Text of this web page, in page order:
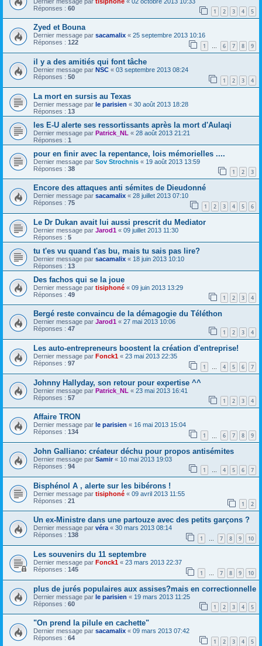
Réponses : 60 1 2 3 4 5
Zyed et Bouna
Dernier message par sacamalix « 25 septembre 2013 10:16
Réponses : 122 1 … 6 7 8 9
il y a des amitiés qui font tâche
Dernier message par NSC « 03 septembre 2013 08:24
Réponses : 50 1 2 3 4
La mort en sursis au Texas
Dernier message par le parisien « 30 août 2013 18:28
Réponses : 13
les E-U alerte ses ressortissants après la mort d'Aulaqi
Dernier message par Patrick_NL « 28 août 2013 21:21
Réponses : 1
pour en finir avec la repentance, lois mémorielles ....
Dernier message par Sov Strochnis « 19 août 2013 13:59
Réponses : 38 1 2 3
Encore des attaques anti sémites de Dieudonné
Dernier message par sacamalix « 28 juillet 2013 07:10
Réponses : 75 1 2 3 4 5 6
Le Dr Dukan avait lui aussi prescrit du Mediator
Dernier message par Jarod1 « 09 juillet 2013 11:30
Réponses : 5
tu t'es vu quand t'as bu, mais tu sais pas lire?
Dernier message par sacamalix « 18 juin 2013 10:10
Réponses : 13
Des fachos qui se la joue
Dernier message par tisiphoné « 09 juin 2013 13:29
Réponses : 49 1 2 3 4
Bergé reste convaincu de la démagogie du Téléthon
Dernier message par Jarod1 « 27 mai 2013 10:06
Réponses : 47 1 2 3 4
Les auto-entrepreneurs boostent la création d'entreprise!
Dernier message par Fonck1 « 23 mai 2013 22:35
Réponses : 97 1 … 4 5 6 7
Johnny Hallyday, son retour pour expertise ^^
Dernier message par Patrick_NL « 23 mai 2013 16:41
Réponses : 57 1 2 3 4
Affaire TRON
Dernier message par le parisien « 16 mai 2013 15:04
Réponses : 134 1 6 7 8 9
John Galliano: créateur déchu pour propos antisémites
Dernier message par Samir « 10 mai 2013 19:03
Réponses : 94 1 … 4 5 6 7
Bisphénol A , alerte sur les bibérons !
Dernier message par tisiphoné « 09 avril 2013 11:55
Réponses : 21 1 2
Un ex-Ministre dans une partouze avec des petits garçons ?
Dernier message par véra « 30 mars 2013 08:14
Réponses : 138 1 … 7 8 9 10
Les souvenirs du 11 septembre
Dernier message par Fonck1 « 23 mars 2013 22:37
Réponses : 145 1 … 7 8 9 10
plus de jurés populaires aux assises?mais en correctionnelle
Dernier message par le parisien « 19 mars 2013 11:25
Réponses : 60 1 2 3 4 5
"On prend la pilule en cachette"
Dernier message par sacamalix « 09 mars 2013 07:42
Réponses : 64 1 2 3 4 5